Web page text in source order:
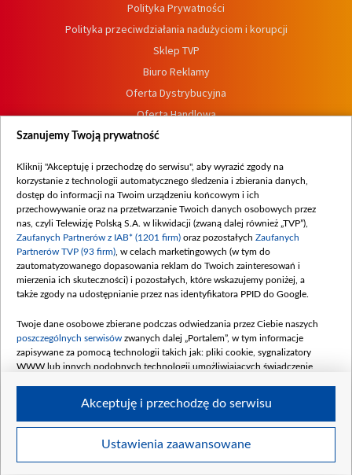
Polityka Prywatności
Polityka przeciwdziałania nadużyciom i korupcji
Sklep TVP
Biuro Reklamy
Oferta Dystrybucyjna
Oferta Handlowa
Dostępność
Procedura zgłoszeń wewnętrznych
© 2026 Telewizja Polska S. A. w likwidacji
Szanujemy Twoją prywatność
Kliknij "Akceptuję i przechodzę do serwisu", aby wyrazić zgody na
korzystanie z technologii automatycznego śledzenia i zbierania danych,
dostęp do informacji na Twoim urządzeniu końcowym i ich
przechowywanie oraz na przetwarzanie Twoich danych osobowych przez
nas, czyli Telewizję Polską S.A. w likwidacji (zwaną dalej również „TVP”),
Zaufanych Partnerów z IAB* (1201 firm) oraz pozostałych Zaufanych
Partnerów TVP (93 firm) , w celach marketingowych (w tym do
zautomatyzowanego dopasowania reklam do Twoich zainteresowań i
mierzenia ich skuteczności) i pozostałych, które wskazujemy poniżej, a
także zgody na udostępnianie przez nas identyfikatora PPID do Google.
Twoje dane osobowe zbierane podczas odwiedzania przez Ciebie naszych
poszczególnych serwisów zwanych dalej „Portalem”, w tym informacje
zapisywane za pomocą technologii takich jak: pliki cookie, sygnalizatory
WWW lub innych podobnych technologii umożliwiających świadczenie
Twoje dane osobowe zbierane podczas odwiedzania przez Ciebie
Ustawienia zaawansowane
Akceptuję i przechodzę do serwisu